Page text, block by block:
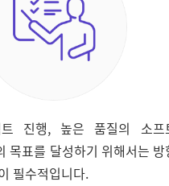
트 진행, 높은 품질의 소프
목표를 달성하기 위해서는 방
필수적입니다.